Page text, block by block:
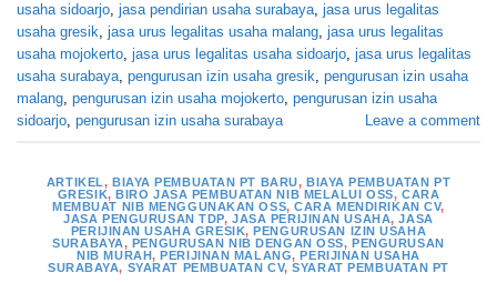
usaha sidoarjo, jasa pendirian usaha surabaya, jasa urus legalitas
usaha gresik, jasa urus legalitas usaha malang, jasa urus legalitas
usaha mojokerto, jasa urus legalitas usaha sidoarjo, jasa urus legalitas
usaha surabaya, pengurusan izin usaha gresik, pengurusan izin usaha
malang, pengurusan izin usaha mojokerto, pengurusan izin usaha
sidoarjo, pengurusan izin usaha surabaya Leave a comment
ARTIKEL, BIAYA PEMBUATAN PT BARU, BIAYA PEMBUATAN PT
GRESIK,BIRO JASA PEMBUATAN NIB MELALUI OSS, CARA
MEMBUAT NIB MENGGUNAKAN OSS,CARA MENDIRIKAN CV,
JASA PENGURUSAN TDP,JASA PERIJINAN USAHA,JASA
PERIJINAN USAHA GRESIK,PENGURUSAN IZIN USAHA
SURABAYA, PENGURUSAN NIB DENGAN OSS,PENGURUSAN
NIB MURAH,PERIJINAN MALANG,PERIJINAN USAHA
SURABAYA, SYARAT PEMBUATAN CV,SYARAT PEMBUATAN PT